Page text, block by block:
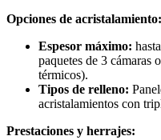
Opciones de acristalamiento:
Espesor máximo:
paquetes de 3 cámaras
térmicos).
Tipos de relleno:
acristalamientos con
Prestaciones y herrajes: